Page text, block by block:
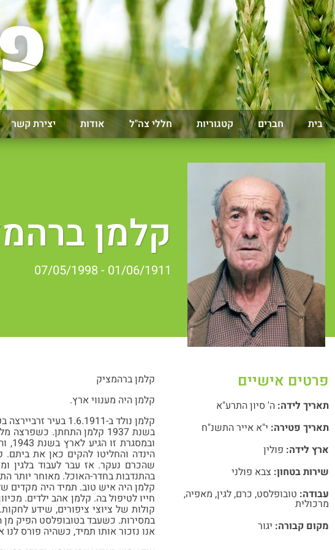
בית חברים קטגוריות חללי צה"ל אודות יצירת קשר
קלמן
01/06/1911 - 07/05/1998
פרטים אישיים
תאריך לידה: ה' סיון התרע"א
תאריך פטירה: י"א אייר התשנ"ח
ארץ לידה: פולין
שירות בטחון: צבא פולני
עבודה: טובופלסט, כרם,לגין, מאפיה,
מרכולית
מקום קבורה: יגור
קלמן ברהמציק
קלמן היה מענווי ארץ.
קלמן נולד ב-1.6.1911 בעיר זרביירצה בפולין להוריו רבקה ויוסף. היו לו עוד אח ושתי אחיות. הוא התחיל לעבוד בהיותו בן 12.
בשנת 1937 קלמן התחתן.
הינדה והחליטו להקים כאן את
שהכרם נעקר. אז עבר לעבוד בלגין
בהתנדבות בחדר-האוכל. מאוחר יותר
קלמן היה איש טוב. תמיד היה מקדים
חייו לטיפול בה. קלמן אהב ילדים.
קולות של ציוצי ציפורים, שידע
במסירות. כשעבד בטובופלסט הפיק מן
אנו נזכור אותו תמיד, כשהיה פורס